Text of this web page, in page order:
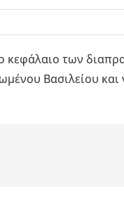
κεφάλαιο των
Βασιλείου